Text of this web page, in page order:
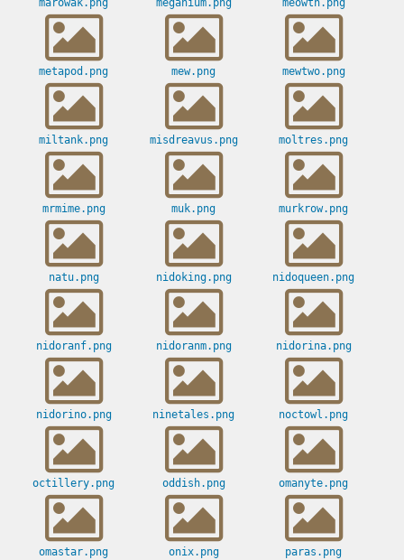
marowak.png meganium.png meowth.png
metapod.png mew.png mewtwo.png
miltank.png misdreavus.png moltres.png
mrmime.png muk.png murkrow.png
natu.png nidoking.png nidoqueen.png
nidoranf.png nidoranm.png nidorina.png
nidorino.png ninetales.png noctowl.png
octillery.png oddish.png omanyte.png
omastar.png onix.png paras.png